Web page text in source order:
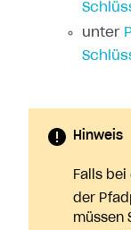
unter
Hinweis
Falls
der
müssen